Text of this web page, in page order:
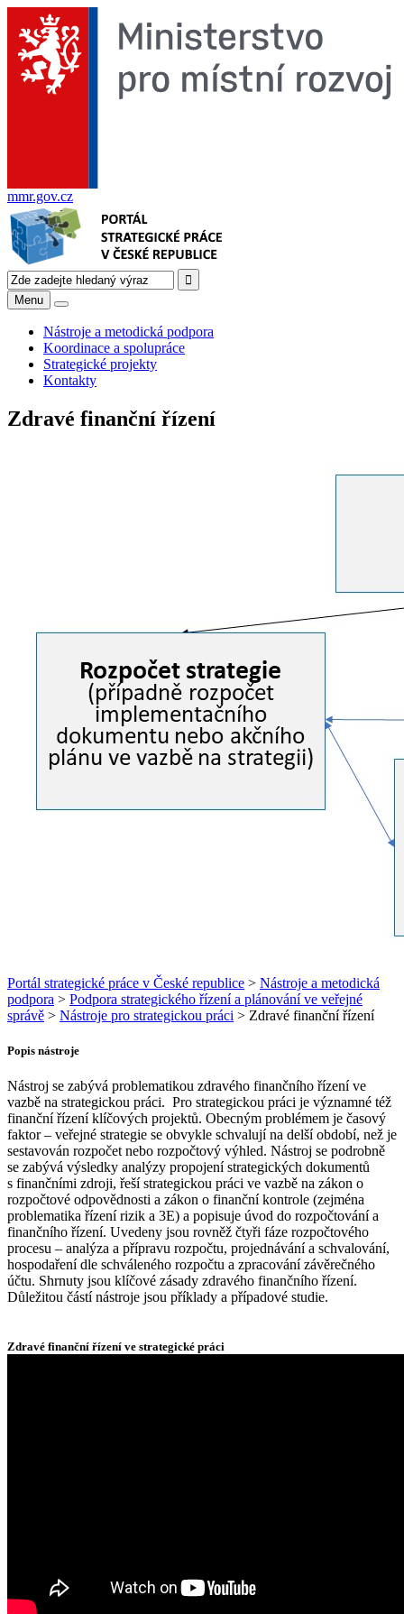
mmr.gov.cz
Menu
Nástroje a metodická podpora
Koordinace a spolupráce
Strategické projekty
Kontakty
Zdravé finanční řízení
Portál strategické práce v České republice > Nástroje a metodická
podpora > Podpora strategického řízení a plánování ve veřejné
správě > Nástroje pro strategickou práci > Zdravé finanční řízení
Popis nástroje
Nástroj se zabývá problematikou zdravého finančního řízení ve
vazbě na strategickou práci. Pro strategickou práci je významné též
finanční řízení klíčových projektů. Obecným problémem je časový
faktor – veřejné strategie se obvykle schvalují na delší období, než je
sestavován rozpočet nebo rozpočtový výhled. Nástroj se podrobně
se zabývá výsledky analýzy propojení strategických dokumentů
s finančními zdroji, řeší strategickou práci ve vazbě na zákon o
rozpočtové odpovědnosti a zákon o finanční kontrole (zejména
problematika řízení rizik a 3E) a popisuje úvod do rozpočtování a
finančního řízení. Uvedeny jsou rovněž čtyři fáze rozpočtového
procesu – analýza a přípravu rozpočtu, projednávání a schvalování,
hospodaření dle schváleného rozpočtu a zpracování závěrečného
účtu. Shrnuty jsou klíčové zásady zdravého finančního řízení.
Důležitou částí nástroje jsou příklady a případové studie.
Zdravé finanční řízení ve strategické práci